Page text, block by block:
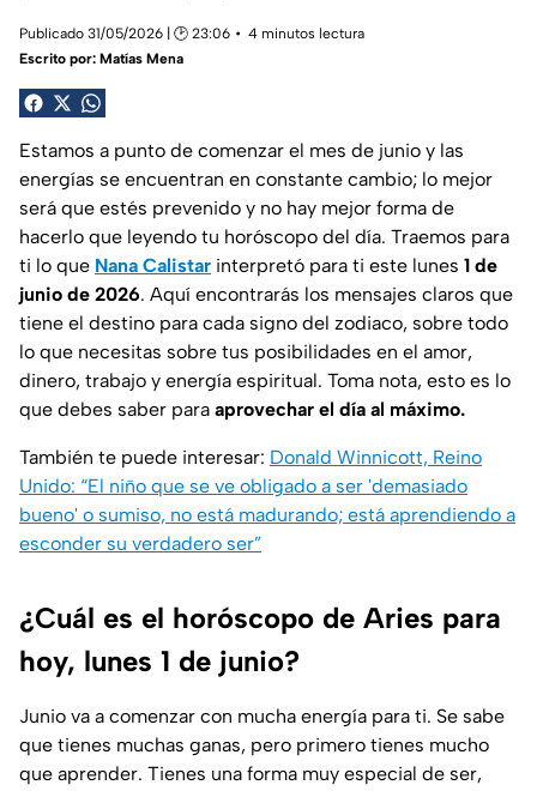
Publicado 31/05/2026 | 🕑 23:06
4 minutos lectura
Escrito por: Matías Mena
Estamos a punto de comenzar el mes de junio y las
energías se encuentran en constante cambio; lo mejor
será que estés prevenido y no hay mejor forma de
hacerlo que leyendo tu horóscopo del día. Traemos para
ti lo que Nana Calistar interpretó para ti este lunes 1 de
junio de 2026. Aquí encontrarás los mensajes claros que
tiene el destino para cada signo del zodiaco, sobre todo
lo que necesitas sobre tus posibilidades en el amor,
dinero, trabajo y energía espiritual. Toma nota, esto es lo
que debes saber para aprovechar el día al máximo.
También te puede interesar: Donald Winnicott, Reino
Unido: “El niño que se ve obligado a ser 'demasiado
bueno' o sumiso, no está madurando; está aprendiendo a
esconder su verdadero ser”
¿Cuál es el horóscopo de Aries para
hoy, lunes 1 de junio?
Junio va a comenzar con mucha energía para ti. Se sabe
que tienes muchas ganas, pero primero tienes mucho
que aprender. Tienes una forma muy especial de ser,